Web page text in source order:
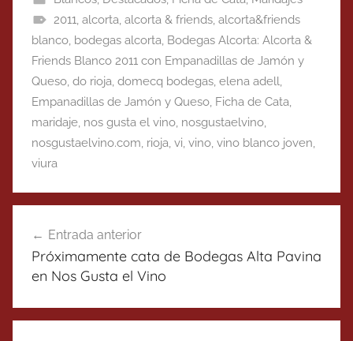
2011, alcorta, alcorta & friends, alcorta&friends
blanco, bodegas alcorta, Bodegas Alcorta: Alcorta &
Friends Blanco 2011 con Empanadillas de Jamón y
Queso, do rioja, domecq bodegas, elena adell,
Empanadillas de Jamón y Queso, Ficha de Cata,
maridaje, nos gusta el vino, nosgustaelvino,
nosgustaelvino.com, rioja, vi, vino, vino blanco joven,
viura
de
entradas
Entrada anterior
Próximamente cata de Bodegas Alta Pavina
en Nos Gusta el Vino